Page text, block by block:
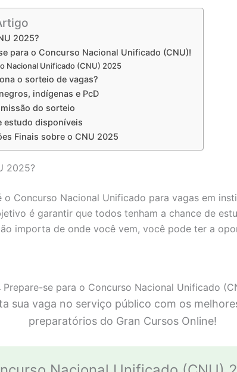
2025?
para o Concurso Nacional Unificado (CNU)!
Nacional Unificado (CNU) 2025
o sorteio de vagas?
indígenas e PcD
do sorteio
estudo disponíveis
Finais sobre o CNU 2025
2025?
o Concurso Nacional Unificado para vagas em
é garantir que todos tenham a chance de
importa de onde você vem, você pode ter a
Prepare-se para o Concurso Nacional Unificado
sua vaga no serviço público com os
preparatórios do Gran Cursos Online!